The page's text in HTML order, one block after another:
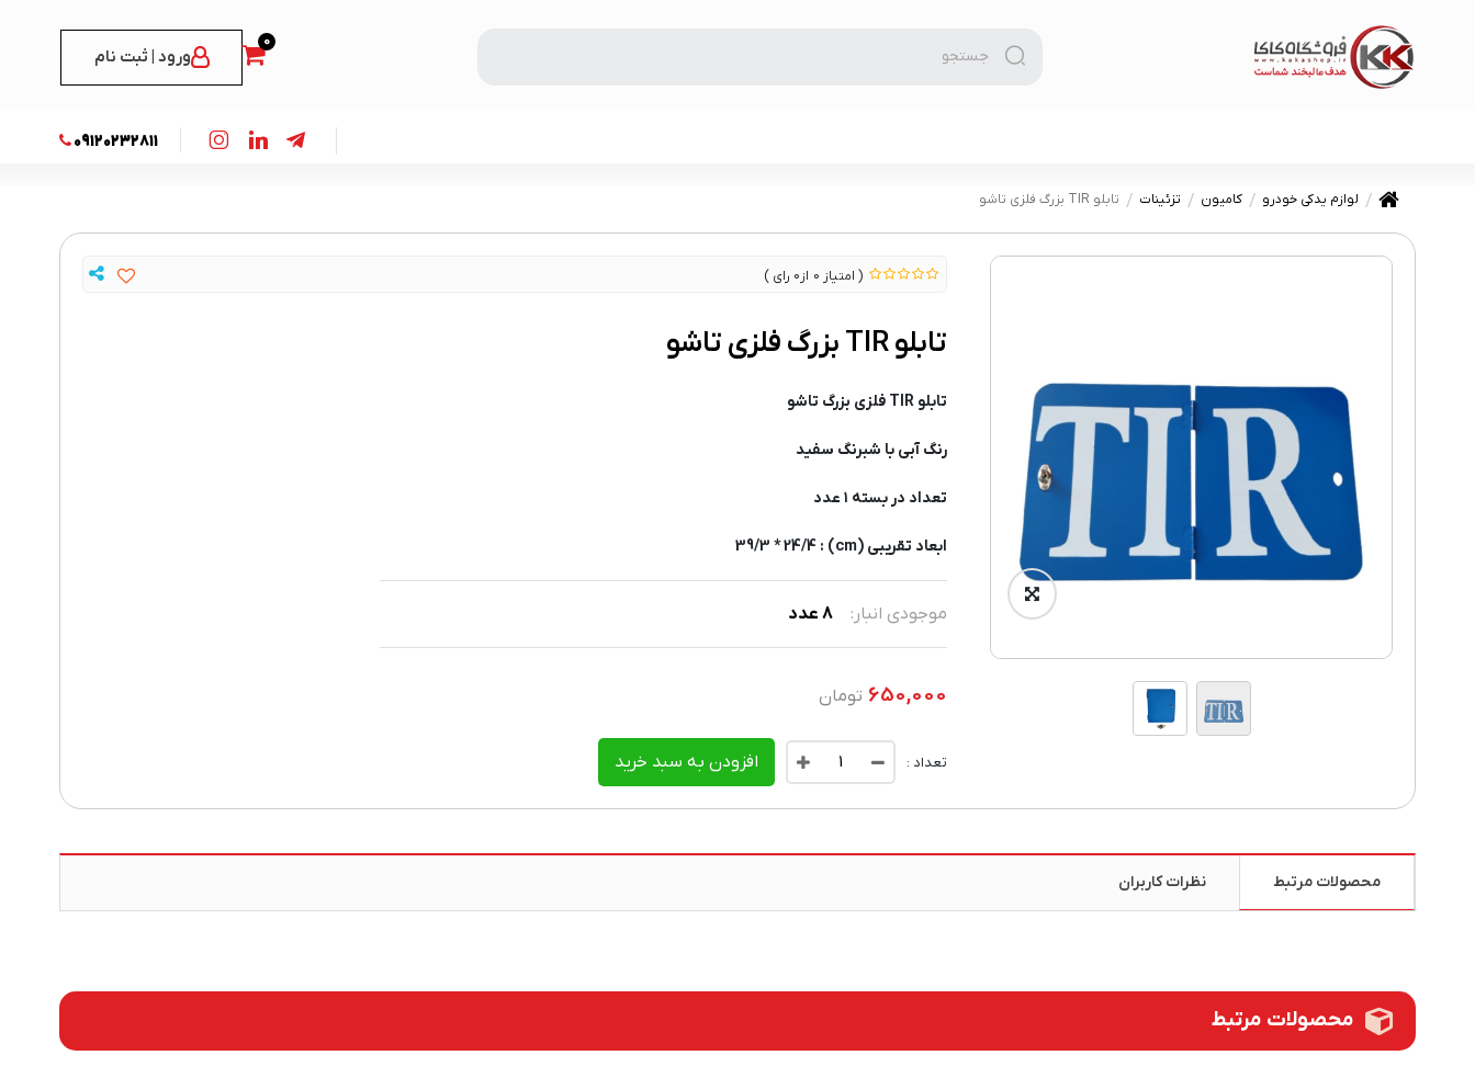
0
ورود | ثبت نام
09120232811
لوازم یدکی خودرو کامیون تزئینات تابلو TIR بزرگ فلزی تاشو
0
0
تابلو TIR بزرگ فلزی تاشو
تابلو TIR فلزی بزرگ تاشو
رنگ آبی با شبرنگ سفید
تعداد در بسته ۱ عدد
ابعاد تقریبی (cm) : 39/3 * 24/4
موجودی انبار: 8عدد
650,000 تومان
افزودن به سبد خرید
محصولات مرتبط نظرات کاربران
محصولات مرتبط